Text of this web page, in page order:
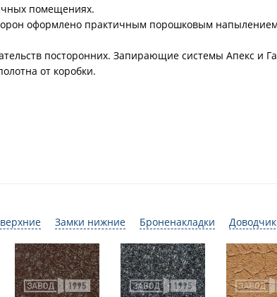
помещениях.
оформлено практичным порошковым
посторонних. Запирающие системы Апекс и
от коробки.
Замки нижние Броненакладки